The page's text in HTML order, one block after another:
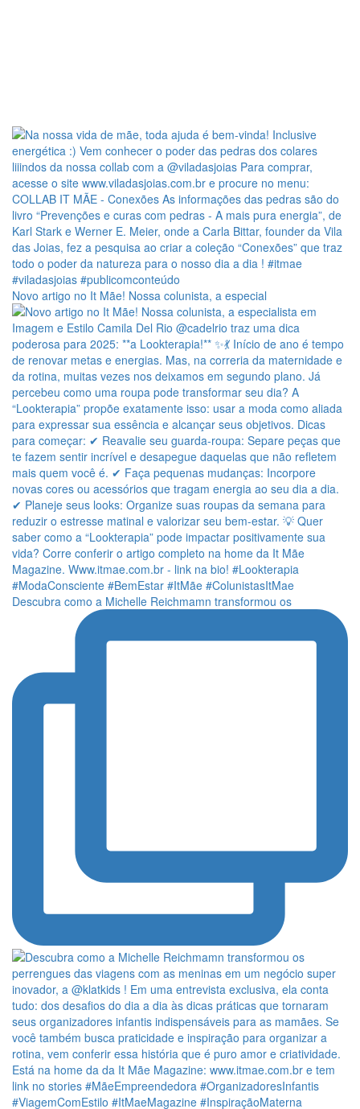
Novo artigo no It Mãe! Nossa colunista, a especial
Descubra como a Michelle Reichmamn transformou os